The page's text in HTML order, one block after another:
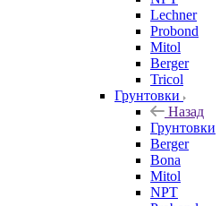
Lechner
Probond
Mitol
Berger
Tricol
Грунтовки
Назад
Грунтовки
Berger
Bona
Mitol
NPT